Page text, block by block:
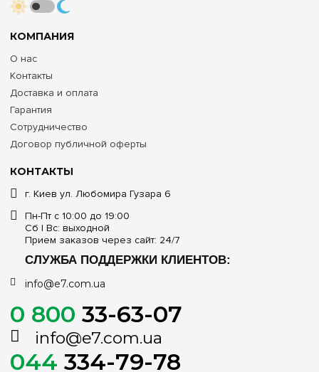
КОНТАКТЫ
г. Киев ул. Любомира Гузара 6
Пн-Пт с 10:00 до 19:00
Сб | Вс: выходной
Прием заказов через сайт: 24/7
СЛУЖБА ПОДДЕРЖКИ КЛИЕНТОВ:
info@e7.com.ua
0 800 33-63-07
info@e7.com.ua
044 334-79-78
КОМПАНИЯ
О нас
Контакты
Доставка и оплата
Гарантия
Сотрудничество
Договор публичной оферты